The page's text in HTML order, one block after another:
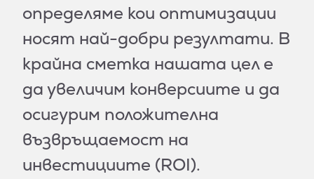
определяме кои оптимизации
носят най-добри резултати. В
крайна сметка нашата цел е
да увеличим конверсиите и да
осигурим положителна
възвръщаемост на
инвестициите (ROI).